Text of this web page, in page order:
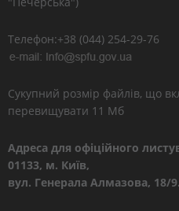
Телефон:+38 (044) 254-29-76
Сукупний розмір файлів, що
перевищувати 11 Мб
Адреса для офіційного
01133, м. Київ,
вул. Генерала Алмазова, 18/9.